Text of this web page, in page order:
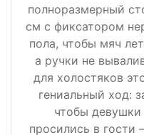
полноразмерный
см с фиксатором
пола, чтобы мяч
а ручки не
для холостяков
гениальный ход:
чтобы
просились в гости